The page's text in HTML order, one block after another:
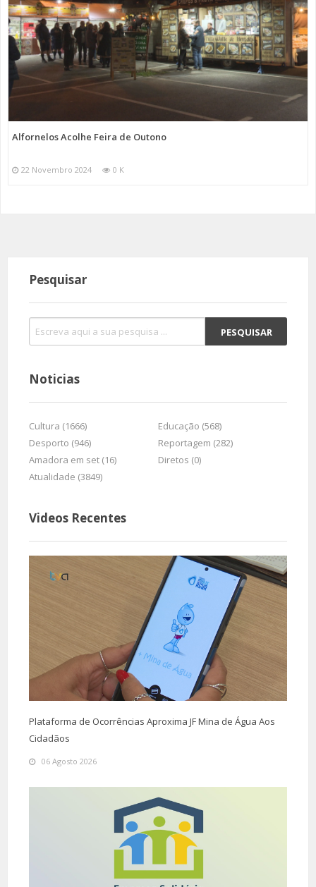
Alfornelos Acolhe Feira de Outono
22 Novembro 2024 0 K
Pesquisar
Noticias
Cultura (1666)
Educação (568)
Desporto (946)
Reportagem (282)
Amadora em set (16)
Diretos (0)
Atualidade (3849)
Videos Recentes
Plataforma de Ocorrências Aproxima JF Mina de Água Aos
Cidadãos
06 Agosto 2026